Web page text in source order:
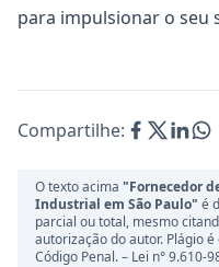
para impulsionar o seu
Compartilhe:
O texto acima "Fornecedor
Industrial em São Paulo" é
parcial ou total, mesmo
autorização do autor. Plágio
Código Penal. – Lei n° 9.610-